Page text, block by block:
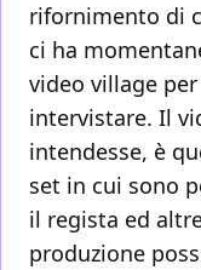
rifornimento di
ci ha
video village
intervistare. Il
intendesse, è
set in cui sono
il regista ed
produzione